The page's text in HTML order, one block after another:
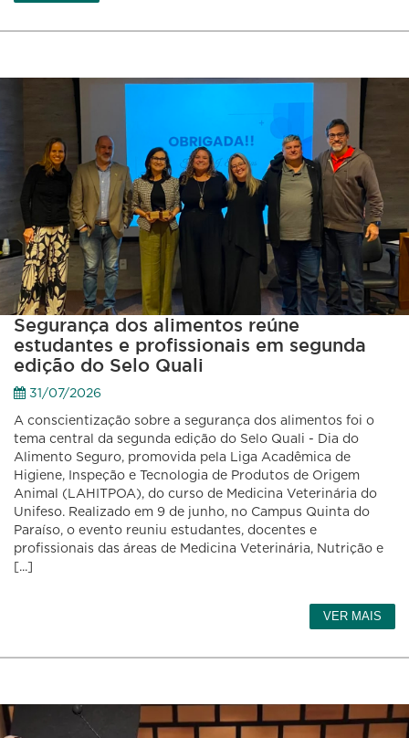
Segurança dos alimentos reúne
estudantes e profissionais em segunda
edição do Selo Quali
31/07/2026
A conscientização sobre a segurança dos alimentos foi o
tema central da segunda edição do Selo Quali - Dia do
Alimento Seguro, promovida pela Liga Acadêmica de
Higiene, Inspeção e Tecnologia de Produtos de Origem
Animal (LAHITPOA), do curso de Medicina Veterinária do
Unifeso. Realizado em 9 de junho, no Campus Quinta do
Paraíso, o evento reuniu estudantes, docentes e
profissionais das áreas de Medicina Veterinária, Nutrição e
[...]
VER MAIS